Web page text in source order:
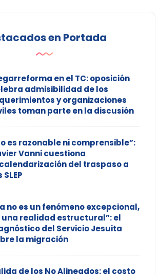
en Portada
en el TC: oposición
admisibilidad de los
y organizaciones
toman parte en la discusión
es razonable ni comprensible”:
Vanni cuestiona
del traspaso a
SLEP
no es un fenómeno excepcional,
una realidad estructural”: el
del Servicio Jesuita
la migración
de los No Alineados: el costo